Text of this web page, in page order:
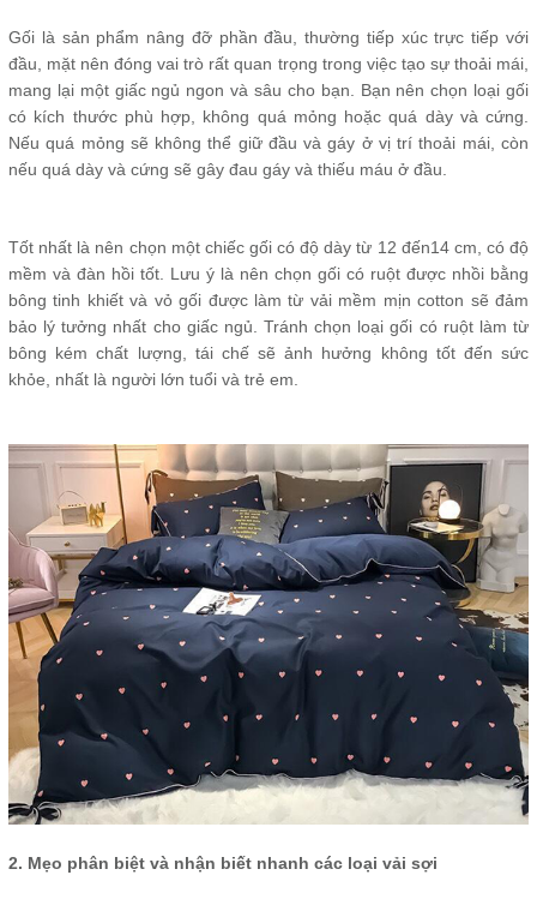
Gối là sản phẩm nâng đỡ phần đầu, thường tiếp xúc trực tiếp với
đầu, mặt nên đóng vai trò rất quan trọng trong việc tạo sự thoải mái,
mang lại một giấc ngủ ngon và sâu cho bạn. Bạn nên chọn loại gối
có kích thước phù hợp, không quá mỏng hoặc quá dày và cứng.
Nếu quá mỏng sẽ không thể giữ đầu và gáy ở vị trí thoải mái, còn
nếu quá dày và cứng sẽ gây đau gáy và thiếu máu ở đầu.
Tốt nhất là nên chọn một chiếc gối có độ dày từ 12 đến14 cm, có độ
mềm và đàn hồi tốt. Lưu ý là nên chọn gối có ruột được nhồi bằng
bông tinh khiết và vỏ gối được làm từ vải mềm mịn cotton sẽ đảm
bảo lý tưởng nhất cho giấc ngủ. Tránh chọn loại gối có ruột làm từ
bông kém chất lượng, tái chế sẽ ảnh hưởng không tốt đến sức
khỏe, nhất là người lớn tuổi và trẻ em.
2. Mẹo phân biệt và nhận biết nhanh các loại vải sợi